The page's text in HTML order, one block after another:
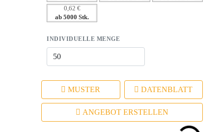
Markenimage wirkt.
0,62 €
ab 5000 Stk.
INDIVIDUELLE MENGE
MUSTER DATENBLATT
ANGEBOT ERSTELLEN